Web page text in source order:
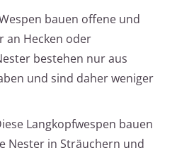
bauen offene und
an Hecken oder
bestehen nur aus
und sind daher weniger
Langkopfwespen bauen
Nester in Sträuchern und